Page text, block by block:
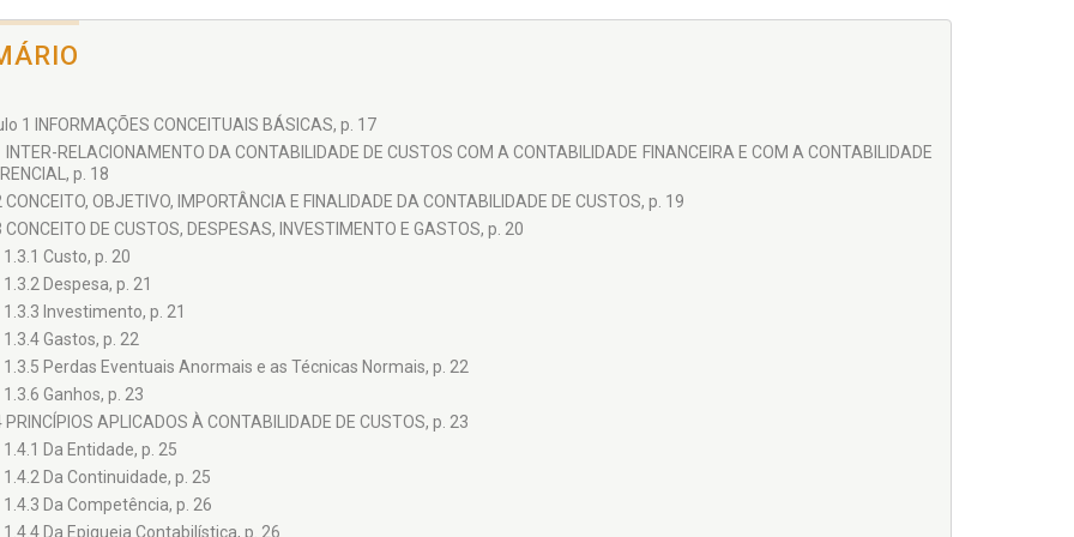
1 INFORMAÇÕES CONCEITUAIS BÁSICAS, p. 17
INTER-RELACIONAMENTO DA CONTABILIDADE DE CUSTOS COM A CONTABILIDADE FINANCEIRA E COM A CONTABILIDADE
p. 18
CONCEITO, OBJETIVO, IMPORTÂNCIA E FINALIDADE DA CONTABILIDADE DE CUSTOS, p. 19
CONCEITO DE CUSTOS, DESPESAS, INVESTIMENTO E GASTOS, p. 20
1.3.1 Custo, p. 20
1.3.2 Despesa, p. 21
1.3.3 Investimento, p. 21
1.3.4 Gastos, p. 22
1.3.5 Perdas Eventuais Anormais e as Técnicas Normais, p. 22
1.3.6 Ganhos, p. 23
PRINCÍPIOS APLICADOS À CONTABILIDADE DE CUSTOS, p. 23
1.4.1 Da Entidade, p. 25
1.4.2 Da Continuidade, p. 25
1.4.3 Da Competência, p. 26
1.4.4 Da Epiqueia Contabilística, p. 26